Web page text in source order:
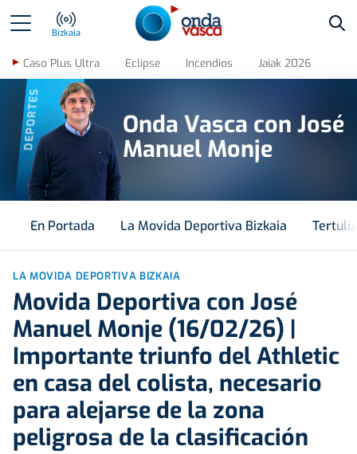
Bizkaia
Caso Plus Ultra Eclipse Incendios Jaiak 2026
DEPORTES
Onda Vasca con José
Manuel Monje
En Portada La Movida Deportiva Bizkaia
LA MOVIDA DEPORTIVA BIZKAIA
Movida Deportiva con José
Manuel Monje (16/02/26) |
Importante triunfo del Athletic
en casa del colista, necesario
para alejarse de la zona
peligrosa de la clasificación